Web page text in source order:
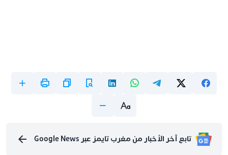
تابع آخر الأخبار من مغرب تايمز عبر Google News